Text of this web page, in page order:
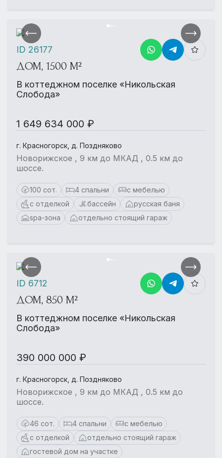
ДОМ, 1500 М²
В коттеджном поселке «Никольская
Слобода»
1 649 634 000 ₽
г. Красногорск, д. Поздняково
Новорижское , 9 км до МКАД , 0.5 км до
шоссе.
100 сот. 4 спальни
с мебелью
с отделкой
бассейн
русская баня
spa-зона
отдельно стоящий гараж
ID 26177
ДОМ, 850 М²
В коттеджном поселке «Никольская
Слобода»
390 000 000 ₽
г. Красногорск, д. Поздняково
Новорижское , 9 км до МКАД , 0.5 км до
шоссе.
46 сот. 4 спальни
с мебелью
с отделкой
отдельно стоящий гараж
гостевой дом на участке
ID 6712